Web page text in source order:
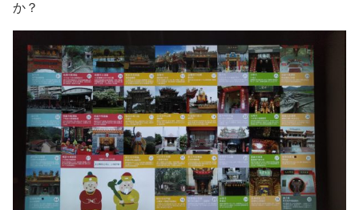
か？